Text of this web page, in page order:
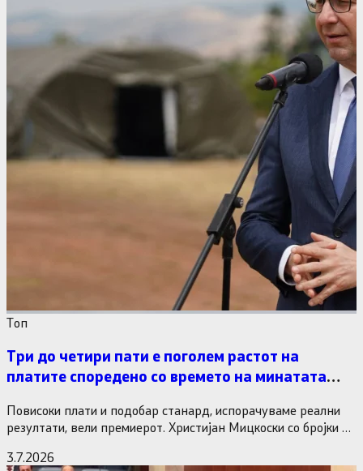
Tоп
Три до четири пати е поголем растот на
платите споредено со времето на минатата
Повисоки плати и подобар станард, испорачуваме реални
резултати, вели премиерот. Христијан Мицкоски со бројки и
3.7.2026